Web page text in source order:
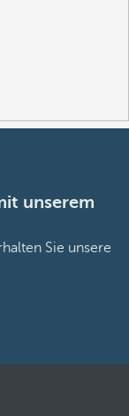
unserem
Sie unsere